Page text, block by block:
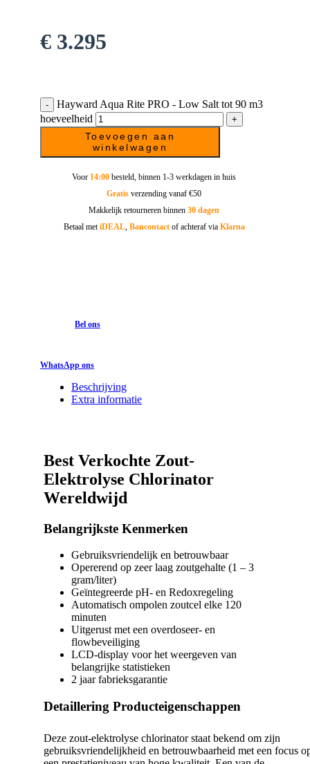
€ 3.295
Hayward Aqua Rite PRO - Low Salt tot 90 m3
hoeveelheid
Toevoegen aan
winkelwagen
Voor 14:00 besteld, binnen 1-3 werkdagen in huis
Gratis verzending vanaf €50
Makkelijk retourneren binnen 30 dagen
Betaal metiDEAL, Bancontact of achteraf via Klarna
Bel ons
WhatsApp ons
Beschrijving
Extra informatie
Best Verkochte Zout-
Elektrolyse Chlorinator
Wereldwijd
Belangrijkste Kenmerken
Gebruiksvriendelijk en betrouwbaar
Opererend op zeer laag zoutgehalte (1 – 3
gram/liter)
Geïntegreerde pH- en Redoxregeling
Automatisch ompolen zoutcel elke 120
minuten
Uitgerust met een overdoseer- en
flowbeveiliging
LCD-display voor het weergeven van
belangrijke statistieken
2 jaar fabrieksgarantie
Detaillering Producteigenschappen
Deze zout-elektrolyse chlorinator staat bekend om zijn
gebruiksvriendelijkheid en betrouwbaarheid met een focus